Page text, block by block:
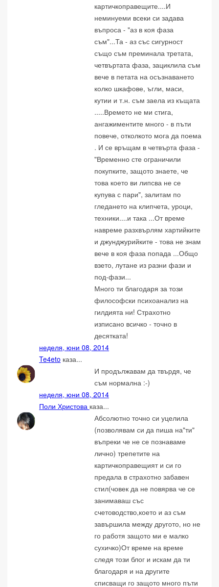
картичкоправещите....И
неминуеми всеки си задава
въпроса - "аз в коя фаза
съм"...Та - аз със сигурност
също съм преминала третата,
четвъртата фаза, зациклила съм
вече в петата на осъзнаването
колко шкафове, ъгли, маси,
кутии и т.н. съм заела из къщата
.....Времето не ми стига,
ангажиментите много - в пъти
повече, отколкото мога да поема
. И се връщам в четвърта фаза -
"Временно сте ограничили
покупките, защото знаете, че
това което ви липсва не се
купува с пари", залитам по
гледането на клипчета, уроци,
техники....и така ...От време
навреме разхвърлям хартийките
и джунджурийките - това не знам
вече в коя фаза попада ...Общо
взето, лутане из разни фази и
под-фази...
Много ти благодаря за този
философски психоанализ на
гилдията ни! Страхотно
изписано всичко - точно в
десятката!
неделя, юни 08, 2014
Te4eto каза...
И продължавам да твърдя, че
съм нормална :-)
неделя, юни 08, 2014
Поли Христова каза...
Абсолютно точно си уцелила
(позволявам си да пиша на"ти"
въпреки че не се познаваме
лично) трепетите на
картичкоправещият и си го
предала в страхотно забавен
стил(човек да не повярва че се
занимаваш със
счетоводство,което и аз съм
завършила между другото, но не
го работя защото ми е малко
сухичко)От време на време
следя този блог и искам да ти
благодаря и на другите
списващи го защото много пъти